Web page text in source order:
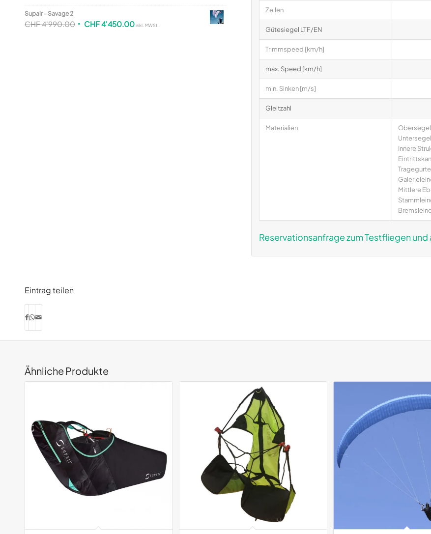
Supair - Savage 2
CHF4'990.00 CHF4'450.00inkl. MWSt.
Zellen
Gütesiegel LTF/EN
Trimmspeed [km/h]
max. Speed [km/h]
min. Sinken [m/s]
Gleitzahl
Materialien
Innere
Mittlere
Reservationsanfrage zum Testfliegen
Eintrag teilen
Ähnliche Produkte